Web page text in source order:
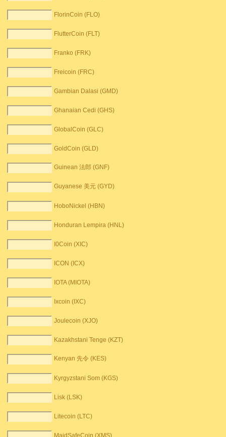
FlorinCoin (FLO)
FlutterCoin (FLT)
Franko (FRK)
Freicoin (FRC)
Gambian Dalasi (GMD)
Ghanaian Cedi (GHS)
GlobalCoin (GLC)
GoldCoin (GLD)
Guinean 法郎 (GNF)
Guyanese 美元 (GYD)
HoboNickel (HBN)
Honduran Lempira (HNL)
I0Coin (XIC)
ICON (ICX)
IOTA (MIOTA)
Ixcoin (IXC)
Joulecoin (XJO)
Kazakhstani Tenge (KZT)
Kenyan 先令 (KES)
Kyrgyzstani Som (KGS)
Lisk (LSK)
Litecoin (LTC)